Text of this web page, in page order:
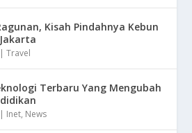
Kisah Pindahnya Kebun
|Travel
Terbaru Yang Mengubah
| Inet, News